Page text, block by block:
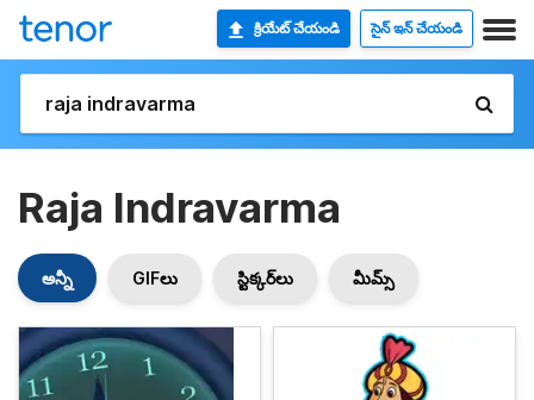
క్రియేట్ చేయండి సైన్ ఇన్ చేయండి
Raja Indravarma
అన్నీ GIFలు స్టిక్కర్‌లు మీమ్స్